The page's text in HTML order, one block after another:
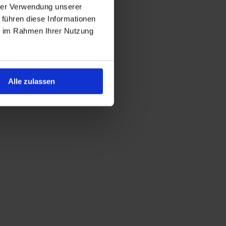
Verwendung unserer
diese Informationen
Rahmen Ihrer Nutzung
Alle zulassen